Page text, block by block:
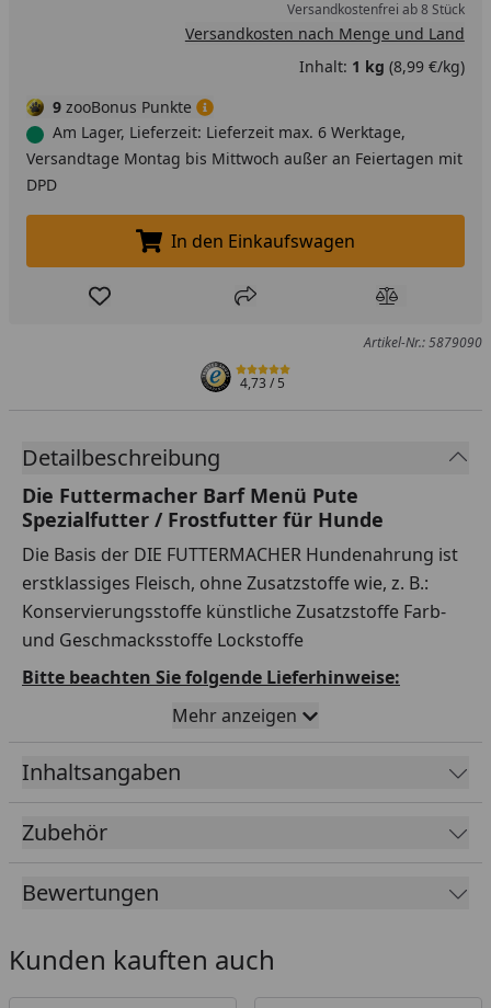
Versandkostenfrei ab 8 Stück
Versandkosten nach Menge und Land
Inhalt: 1 kg (8,99 €/kg)
9 zooBonus Punkte
Am Lager, Lieferzeit: Lieferzeit max. 6 Werktage,
Versandtage Montag bis Mittwoch außer an Feiertagen mit
DPD
In den Einkaufswagen legen
In den Einkaufswagen
Produkt zur Wunschliste hinzufügen
Teilen Produkt
Artikel-Nr.: 5879090
4,73/ 5
Detailbeschreibung
Die Futtermacher Barf Menü Pute
Spezialfutter / Frostfutter für Hunde
Die Basis der DIE FUTTERMACHER Hundenahrung ist
erstklassiges Fleisch, ohne Zusatzstoffe wie, z. B.:
Konservierungsstoffe künstliche Zusatzstoffe Farb-
und Geschmacksstoffe Lockstoffe
Bitte beachten Sie folgende Lieferhinweise:
Die Lieferzeit beträgt 1-6 Werktage, abhängig vom
Bestelltag.
Die Lieferung von Frostfutter erfolgt separat mit
DPD aus einem Tiefkühllager.
Versandtage sind Montag bis Mittwoch, außer an
Feiertagen.
Versand nur innerhalb Deutschland und
Die Lieferung muss beim ersten Zustellversuch
sofort angenommen werden.
Mehr anzeigen
Inhaltsangaben
Zubehör
Bewertungen
Kunden kauften auch